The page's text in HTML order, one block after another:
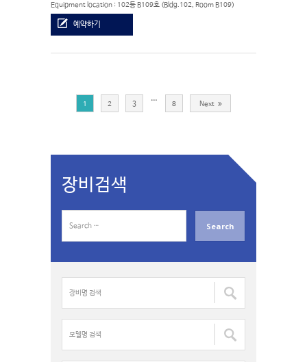
Equipment location : 102동 B109호 (Bldg.102, Room B109)
예약하기
1 2 3 … 8 Next
장비검색
a
명
색
:
델
명